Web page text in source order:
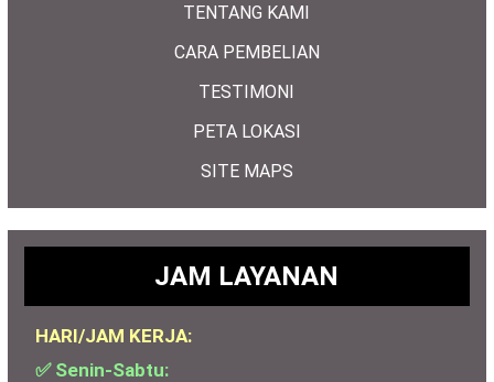
TENTANG KAMI
CARA PEMBELIAN
TESTIMONI
PETA LOKASI
SITE MAPS
JAM LAYANAN
HARI/JAM KERJA:
✅ Senin-Sabtu: